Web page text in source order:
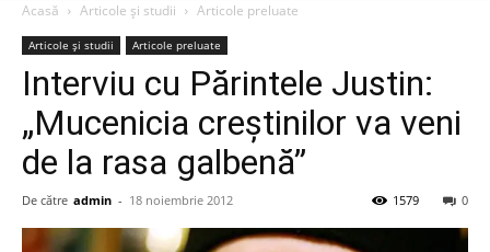
Acasă
Articole şi studii Articole preluate
Articole şi studii Articole preluate
Interviu cu Părintele Justin:
„Mucenicia creştinilor va veni
de la rasa galbenă”
De către admin - 18 noiembrie 2012 0
1579